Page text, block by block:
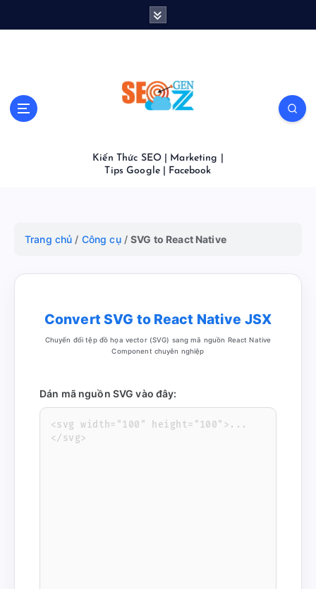
Kiến Thức SEO | Marketing |
Tips Google | Facebook
Trang chủ / Công cụ/SVG to React Native
Convert SVG to React Native JSX
Chuyển đổi tệp đồ họa vector (SVG) sang mã nguồn React Native
Component chuyên nghiệp
Dán mã nguồn SVG vào đây: